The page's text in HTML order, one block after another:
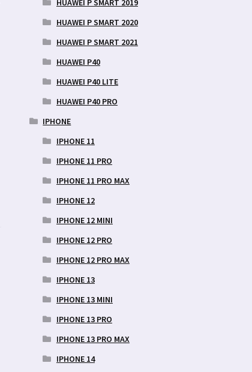
HUAWEI P SMART 2020
HUAWEI P SMART 2021
HUAWEI P40
HUAWEI P40 LITE
HUAWEI P40 PRO
IPHONE
IPHONE 11
IPHONE 11 PRO
IPHONE 11 PRO MAX
IPHONE 12
IPHONE 12 MINI
IPHONE 12 PRO
IPHONE 12 PRO MAX
IPHONE 13
IPHONE 13 MINI
IPHONE 13 PRO
IPHONE 13 PRO MAX
IPHONE 14